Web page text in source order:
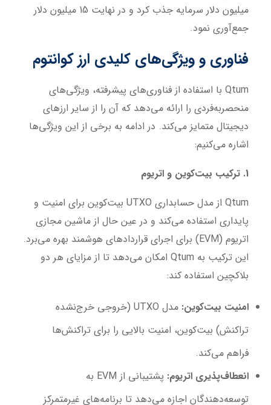
میلیون دلار سرمایه جذب کرد و در نهایت 15 میلیون دلار
جمع‌آوری نمود.
فناوری و ویژگی‌های کلیدی ارز کوانتوم
Qtum با استفاده از فناوری‌های پیشرفته، ویژگی‌های
منحصربه‌فردی را ارائه می‌دهد که آن را از سایر ارزهای
دیجیتال متمایز می‌کند. در ادامه به برخی از این ویژگی‌ها
اشاره می‌کنیم:
1. ترکیب بیت‌کوین و اتریوم
Qtum از مدل حسابداری UTXO بیت‌کوین برای امنیت و
پایداری استفاده می‌کند و در عین حال از ماشین مجازی
اتریوم (EVM) برای اجرای قراردادهای هوشمند بهره می‌برد.
این ترکیب به Qtum امکان می‌دهد تا از مزایای هر دو
بلاکچین استفاده کند:
امنیت بیت‌کوین:
مدل UTXO (خروجی خرج‌نشده
تراکنش) بیت‌کوین، امنیت بالایی را برای تراکنش‌ها
فراهم می‌کند.
انعطاف‌پذیری اتریوم:
پشتیبانی از EVM به
توسعه‌دهندگان اجازه می‌دهد تا برنامه‌های غیرمتمرکز